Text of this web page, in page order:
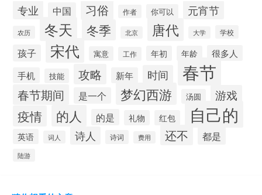
专业 中国 习俗 作者 你可以 元宵节
农历 冬天 冬季 北京 唐代 大学 学校
孩子 宋代 寓意 工作 年初 年龄
很多人
手机
技能 攻略 新年 时间 春节
春节期间 是一个 梦幻西游 汤圆 游戏
疫情 的人 的是 礼物 红包 自己的
英语 词人 诗人 诗词 费用 还不 都是
陆游